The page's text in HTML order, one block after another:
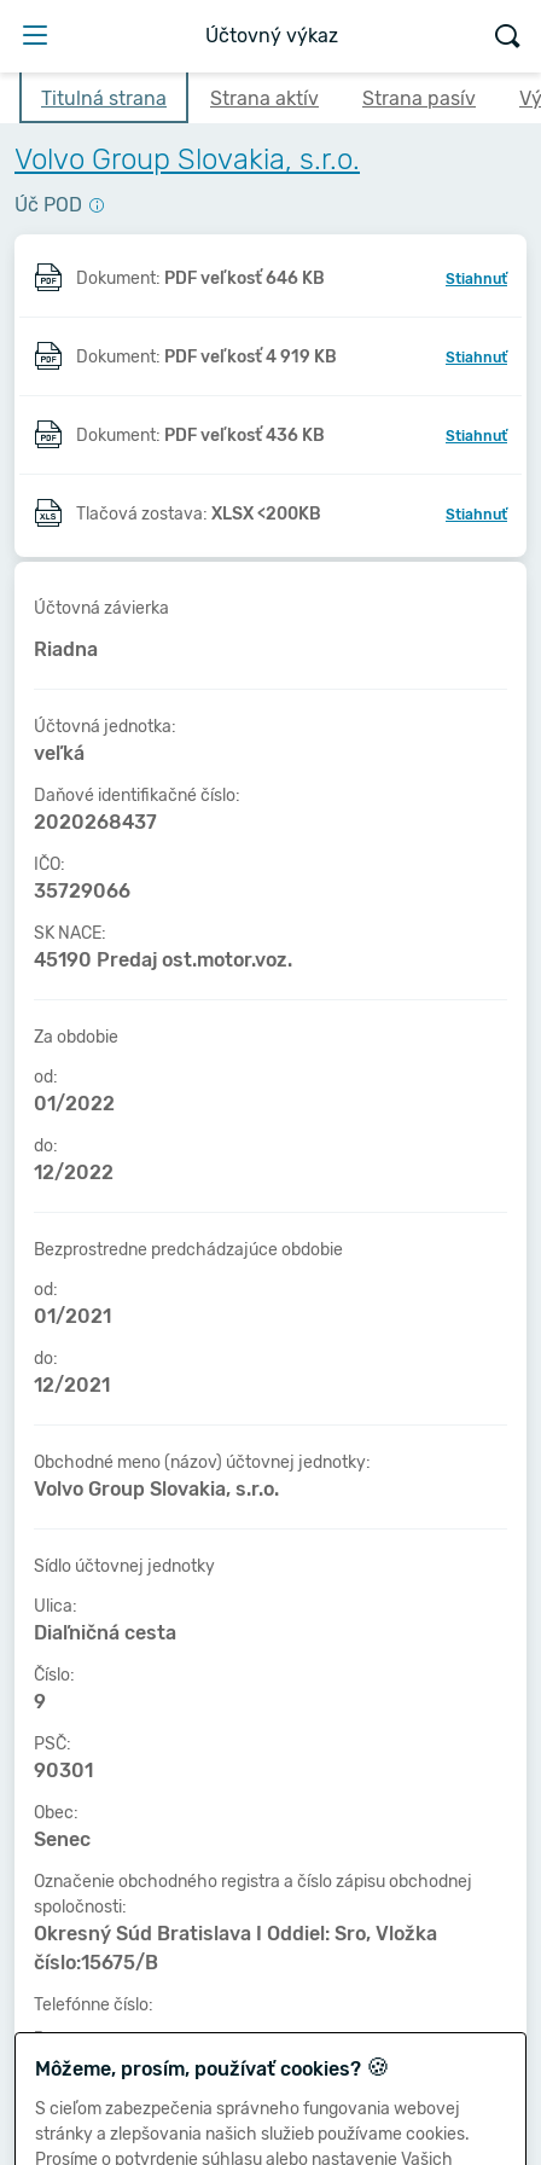
Účtovný výkaz
Titulná strana Strana aktív Strana pasív
Volvo Group Slovakia, s.r.o.
Úč POD
Dokument: PDF veľkosť 646 KB Stiahnuť
Dokument: PDF veľkosť 4 919 KB Stiahnuť
Dokument: PDF veľkosť 436 KB Stiahnuť
Tlačová zostava: XLSX <200KB Stiahnuť
Účtovná závierka
Riadna
Účtovná jednotka:
veľká
Daňové identifikačné číslo:
2020268437
IČO:
35729066
SK NACE:
45190 Predaj ost.motor.voz.
Za obdobie
od:
01/2022
do:
12/2022
Bezprostredne predchádzajúce obdobie
od:
01/2021
do:
12/2021
Obchodné meno (názov) účtovnej jednotky:
Volvo Group Slovakia, s.r.o.
Sídlo účtovnej jednotky
Ulica:
Diaľničná cesta
Číslo:
9
PSČ:
90301
Obec:
Senec
Označenie obchodného registra a číslo zápisu obchodnej
spoločnosti:
Okresný Súd Bratislava I Oddiel: Sro, Vložka
číslo:15675/B
Telefónne číslo:
-
Faxové číslo:
-
E-mailová adresa:
Môžeme, prosím, používať cookies? 🍪
S cieľom zabezpečenia správneho fungovania webovej
stránky a zlepšovania našich služieb používame cookies.
Prosíme o potvrdenie súhlasu alebo nastavenie Vašich